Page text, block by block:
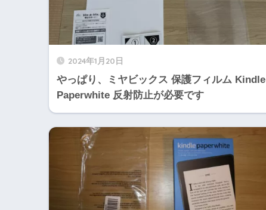
2024年1月20日
やっぱり、ミヤビックス 保護フィルム Kindle
Paperwhite 反射防止が必要です